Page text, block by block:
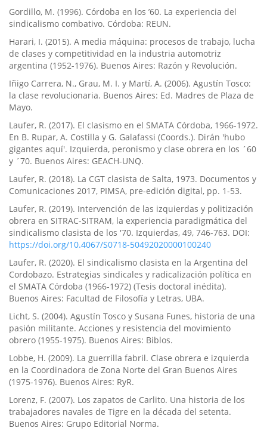
Gordillo, M. (1996). Córdoba en los ’60. La experiencia del
sindicalismo combativo. Córdoba: REUN.
Harari, I. (2015). A media máquina: procesos de trabajo, lucha
de clases y competitividad en la industria automotriz
argentina (1952-1976). Buenos Aires: Razón y Revolución.
Iñigo Carrera, N., Grau, M. I. y Martí, A. (2006). Agustín Tosco:
la clase revolucionaria. Buenos Aires: Ed. Madres de Plaza de
Mayo.
Laufer, R. (2017). El clasismo en el SMATA Córdoba, 1966-1972.
En B. Rupar, A. Costilla y G. Galafassi (Coords.). Dirán 'hubo
gigantes aquí'. Izquierda, peronismo y clase obrera en los ´60
y ´70. Buenos Aires: GEACH-UNQ.
Laufer, R. (2018). La CGT clasista de Salta, 1973. Documentos y
Comunicaciones 2017, PIMSA, pre-edición digital, pp. 1-53.
Laufer, R. (2019). Intervención de las izquierdas y politización
obrera en SITRAC-SITRAM, la experiencia paradigmática del
sindicalismo clasista de los '70. Izquierdas, 49, 746-763. DOI:
https://doi.org/10.4067/S0718-50492020000100240
Laufer, R. (2020). El sindicalismo clasista en la Argentina del
Cordobazo. Estrategias sindicales y radicalización política en
el SMATA Córdoba (1966-1972) (Tesis doctoral inédita).
Buenos Aires: Facultad de Filosofía y Letras, UBA.
Licht, S. (2004). Agustín Tosco y Susana Funes, historia de una
pasión militante. Acciones y resistencia del movimiento
obrero (1955-1975). Buenos Aires: Biblos.
Lobbe, H. (2009). La guerrilla fabril. Clase obrera e izquierda
en la Coordinadora de Zona Norte del Gran Buenos Aires
(1975-1976). Buenos Aires: RyR.
Lorenz, F. (2007). Los zapatos de Carlito. Una historia de los
trabajadores navales de Tigre en la década del setenta.
Buenos Aires: Grupo Editorial Norma.